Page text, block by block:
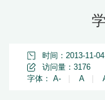
时间：2013-11-04
访问量： 3176
字体： A- A